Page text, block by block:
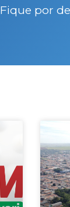
Fique por